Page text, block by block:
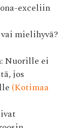
exceliin
mielihyvä?
Nuorille ei
jos
(Kotimaa